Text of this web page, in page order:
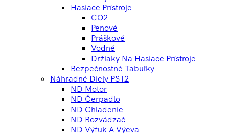
Hasiace Prístroje
CO2
Penové
Práškové
Vodné
Držiaky Na Hasiace Prístroje
Bezpečnostné Tabuľky
Náhradné Diely PS12
ND Motor
ND Čerpadlo
ND Chladenie
ND Rozvádzač
ND Výfuk A Výeva